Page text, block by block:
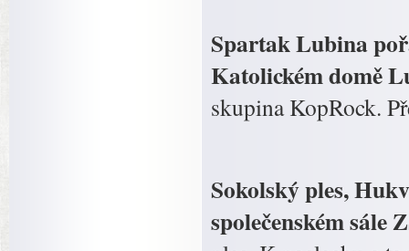
Spartak Lubina
Katolickém domě
skupina KopRock.
Sokolský ples,
společenském sále